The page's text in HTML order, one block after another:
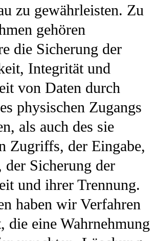
zu gewährleisten. Zu
gehören
die Sicherung der
Integrität und
von Daten durch
physischen Zugangs
als auch des sie
Zugriffs, der Eingabe,
der Sicherung der
und ihrer Trennung.
haben wir Verfahren
die eine Wahrnehmung